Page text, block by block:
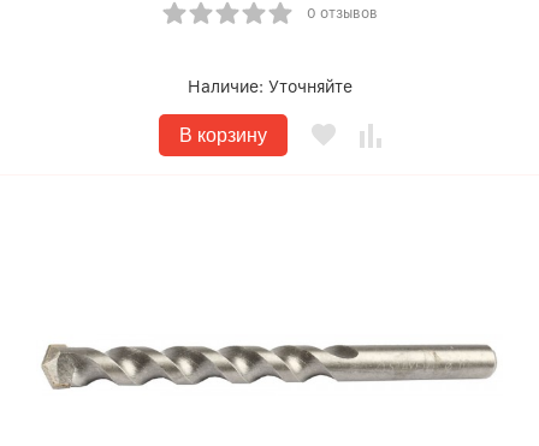
0 отзывов
Наличие: Уточняйте
В корзину